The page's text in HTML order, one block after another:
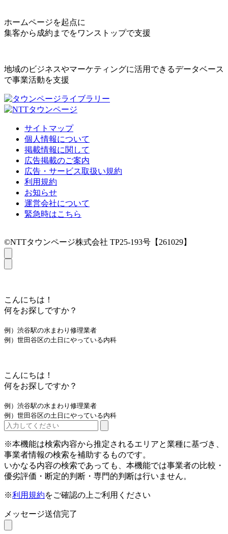
ホームページを起点に
集客から成約までをワンストップで支援
地域のビジネスやマーケティングに活用できるデータベース
で事業活動を支援
サイトマップ
個人情報について
掲載情報に関して
広告掲載のご案内
広告・サービス取扱い規約
利用規約
お知らせ
運営会社について
緊急時はこちら
©NTTタウンページ株式会社 TP25-193号【261029】
こんにちは！
何をお探しですか？
例）渋谷駅の水まわり修理業者
例）世田谷区の土日にやっている内科
こんにちは！
何をお探しですか？
例）渋谷駅の水まわり修理業者
例）世田谷区の土日にやっている内科
※本機能は検索内容から推定されるエリアと業種に基づき、
事業者情報の検索を補助するものです。
いかなる内容の検索であっても、本機能では事業者の比較・
優劣評価・断定的判断・専門的判断は行いません。
※利用規約をご確認の上ご利用ください
メッセージ送信完了